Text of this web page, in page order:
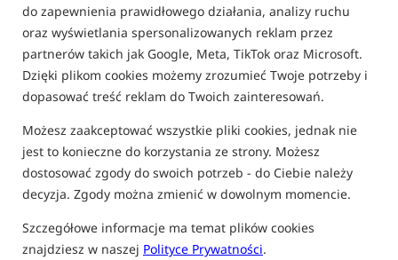
do zapewnienia prawidłowego działania, analizy ruchu
oraz wyświetlania spersonalizowanych reklam przez
partnerów takich jak Google, Meta, TikTok oraz Microsoft.
Dzięki plikom cookies możemy zrozumieć Twoje potrzeby i
dopasować treść reklam do Twoich zainteresowań.
Możesz zaakceptować wszystkie pliki cookies, jednak nie
jest to konieczne do korzystania ze strony. Możesz
dostosować zgody do swoich potrzeb - do Ciebie należy
decyzja. Zgody można zmienić w dowolnym momencie.
Szczegółowe informacje ma temat plików cookies
znajdziesz w naszej Polityce Prywatności.
Nash Siren R4 Receiver
Centralka sygnalizatorów brań
1 099,99 PLN
8,21 pkt
KUP
Fox Mini Micron X Receiver
Centralka
269,99 PLN
Min. cena z 30 dni przed